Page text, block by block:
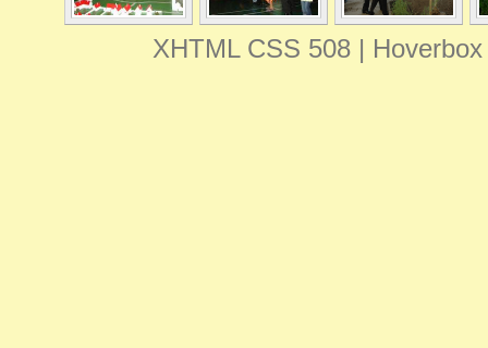
XHTML CSS 508|